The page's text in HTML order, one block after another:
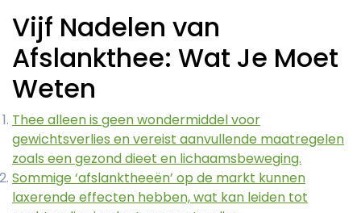
Vijf Nadelen van
Afslankthee: Wat Je Moet
Weten
Thee alleen is geen wondermiddel voor
gewichtsverlies en vereist aanvullende maatregelen
zoals een gezond dieet en lichaamsbeweging.
Sommige ‘afslanktheeën’ op de markt kunnen
laxerende effecten hebben, wat kan leiden tot